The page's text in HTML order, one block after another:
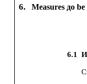
6. Measures до
6.1